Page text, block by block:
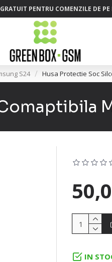
PENTRU COMENZILE DE PE
S24 Husa Protectie Soc
IN